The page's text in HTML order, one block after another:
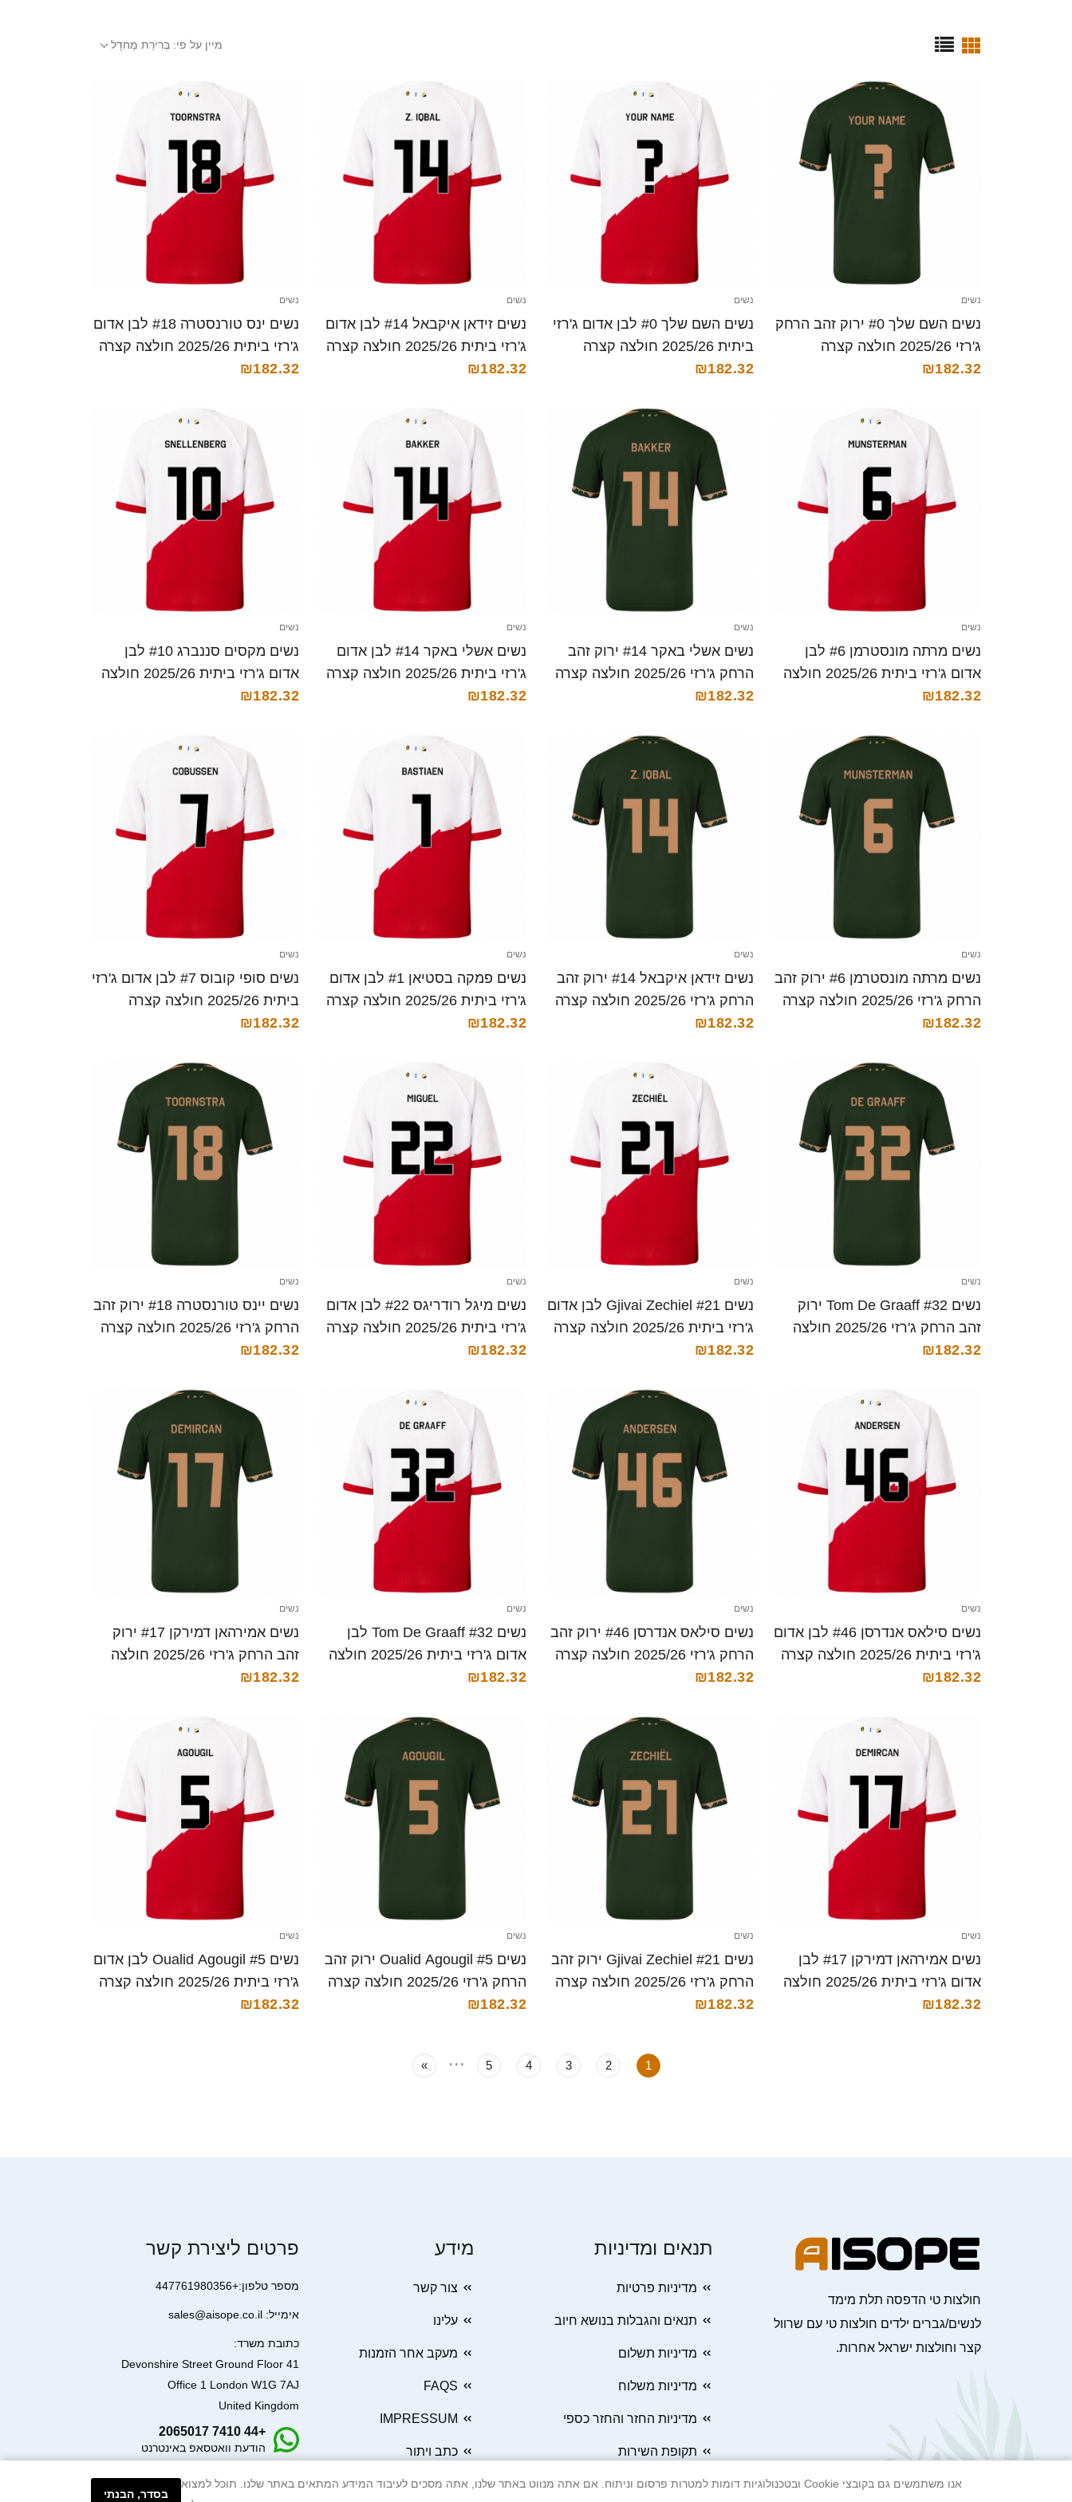
מיין על פי: בְּרִירַת מֶחדָל
נשים
נשים השם שלך #0 ירוק זהב הרחק
ג'רזי 2025/26 חולצה קצרה
₪182.32
נשים
נשים השם שלך #0 לבן אדום ג'רזי
ביתית 2025/26 חולצה קצרה
₪182.32
נשים
נשים זידאן איקבאל #14 לבן אדום
ג'רזי ביתית 2025/26 חולצה קצרה
₪182.32
נשים
נשים ינס טורנסטרה #18 לבן אדום
ג'רזי ביתית 2025/26 חולצה קצרה
₪182.32
נשים
נשים מרתה מונסטרמן #6 לבן
אדום ג'רזי ביתית 2025/26 חולצה
קצרה
₪182.32
נשים
נשים אשלי באקר #14 ירוק זהב
הרחק ג'רזי 2025/26 חולצה קצרה
₪182.32
נשים
נשים אשלי באקר #14 לבן אדום
ג'רזי ביתית 2025/26 חולצה קצרה
₪182.32
נשים
נשים מקסים סננברג #10 לבן
אדום ג'רזי ביתית 2025/26 חולצה
קצרה
₪182.32
נשים
נשים מרתה מונסטרמן #6 ירוק זהב
הרחק ג'רזי 2025/26 חולצה קצרה
₪182.32
נשים
נשים זידאן איקבאל #14 ירוק זהב
הרחק ג'רזי 2025/26 חולצה קצרה
₪182.32
נשים
נשים פמקה בסטיאן #1 לבן אדום
ג'רזי ביתית 2025/26 חולצה קצרה
₪182.32
נשים
נשים סופי קובוס #7 לבן אדום ג'רזי
ביתית 2025/26 חולצה קצרה
₪182.32
נשים
נשים Tom De Graaff #32 ירוק
זהב הרחק ג'רזי 2025/26 חולצה
קצרה
₪182.32
נשים
נשים Gjivai Zechiel #21 לבן אדום
ג'רזי ביתית 2025/26 חולצה קצרה
₪182.32
נשים
נשים מיגל רודריגס #22 לבן אדום
ג'רזי ביתית 2025/26 חולצה קצרה
₪182.32
נשים
נשים יינס טורנסטרה #18 ירוק זהב
הרחק ג'רזי 2025/26 חולצה קצרה
₪182.32
נשים
נשים סילאס אנדרסן #46 לבן אדום
ג'רזי ביתית 2025/26 חולצה קצרה
₪182.32
נשים
נשים סילאס אנדרסן #46 ירוק זהב
הרחק ג'רזי 2025/26 חולצה קצרה
₪182.32
נשים
נשים Tom De Graaff #32 לבן
אדום ג'רזי ביתית 2025/26 חולצה
קצרה
₪182.32
נשים
נשים אמירהאן דמירקן #17 ירוק
זהב הרחק ג'רזי 2025/26 חולצה
קצרה
₪182.32
נשים
נשים אמירהאן דמירקן #17 לבן
אדום ג'רזי ביתית 2025/26 חולצה
קצרה
₪182.32
נשים
נשים Gjivai Zechiel #21 ירוק זהב
הרחק ג'רזי 2025/26 חולצה קצרה
₪182.32
נשים
נשים Oualid Agougil #5 ירוק זהב
הרחק ג'רזי 2025/26 חולצה קצרה
₪182.32
נשים
נשים Oualid Agougil #5 לבן אדום
ג'רזי ביתית 2025/26 חולצה קצרה
₪182.32
1
2
3
4
5
...
»
חולצות טי הדפסה תלת מימד
לנשים/גברים ילדים חולצות טי עם שרוול
קצר וחולצות ישראל אחרות.
תנאים ומדיניות
מדיניות פרטיות
תנאים והגבלות בנושא חיוב
מדיניות תשלום
מדיניות משלוח
מדיניות החזר והחזר כספי
תקופת השירות
מידע
צור קשר
עלינו
מעקב אחר הזמנות
FAQS
IMPRESSUM
כתב ויתור
פרטים ליצירת קשר
מספר טלפון:+447761980356
אימייל: sales@aisope.co.il
כתובת משרד:
41 Devonshire Street Ground Floor
Office 1 London W1G 7AJ
United Kingdom
+44 7410 2065017
הודעת וואטסאפ באינטרנט
אנו משתמשים גם בקובצי Cookie ובטכנולוגיות דומות למטרות פרסום וניתוח. אם אתה מנווט באתר שלנו, אתה מסכים לעיבוד המידע המתאים באתר שלנו. תוכל למצוא
בסדר, הבנתי